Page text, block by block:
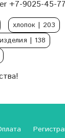
+7-9025-45-
хлопок | 203
изделия | 138